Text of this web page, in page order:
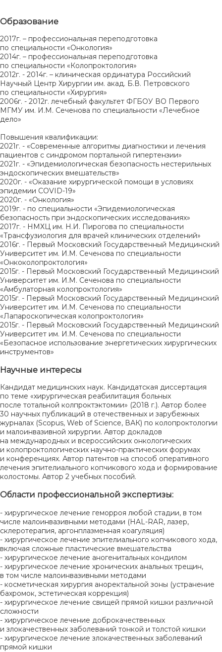
Образование
2017г. – профессиональная переподготовка
по специальности «Онкология»
2014г. – профессиональная переподготовка
по специальности «Колопроктология»
2012г. - 2014г. – клиническая ординатура Российский
Научный Центр Хирургии им. акад. Б.В. Петровского
по специальности «Хирургия»
2006г. - 2012г. лечебный факультет ФГБОУ ВО Первого
МГМУ им. И.М. Сеченова по специальности «Лечебное
дело»
Повышения квалификации:
2021г. - «Современные алгоритмы диагностики и лечения
пациентов с синдромом портальной гипертензии»
2021г. - «Эпидемиологическая безопасность нестерильных
эндоскопических вмешательств»
2020г. - «Оказание хирургической помощи в условиях
эпидемии COVID-19»
2020г. - «Онкология»
2019г. - по специальности «Эпидемиологическая
безопасность при эндоскопических исследованиях»
2017г. - НМХЦ им. Н.И. Пирогова по специальности
«Трансфузиология для врачей клинических отделений»
2016г. - Первый Московский Государственный Медицинский
Университет им. И.М. Сеченова по специальности
«Онкоколопроктология»
2015г. - Первый Московский Государственный Медицинский
Университет им. И.М. Сеченова по специальности
«Амбулаторная колопроктология»
2015г. - Первый Московский Государственный Медицинский
Университет им. И.М. Сеченова по специальности
«Лапароскопическая колопроктология»
2015г. - Первый Московский Государственный Медицинский
Университет им. И.М. Сеченова по специальности
«Безопасное использование энергетических хирургических
инструментов»
Научные интересы
Кандидат медицинских наук. Кандидатская диссертация
по теме «хирургическая реабилитация больных
после тотальной колпроктэктомии» (2018 г.). Автор более
30 научных публикаций в отечественных и зарубежных
журналах (Scopus, Web of Science, ВАК) по колопроктологии
и малоинвазивной хирургии. Автор докладов
на международных и всероссийских онкологических
и колопроктологических научно-практических форумах
и конференциях. Автор патентов на способ оперативного
лечения эпителиального копчикового хода и формирование
колостомы. Автор 2 учебных пособий.
Области профессиональной экспертизы:
- хирургическое лечение геморроя любой стадии, в том
числе малоинвазивными методами (HAL-RAR, лазер,
склеротерапия, аргонплазменная коагуляция)
- хирургическое лечение эпителиального копчикового хода,
включая сложные пластические вмешательства
- хирургическое лечение аногенитальных кондилом
- хирургическое лечение хронических анальных трещин,
в том числе малоинвазивными методами
- косметическая хирургия аноректальной зоны (устранение
бахромок, эстетическая коррекция)
- хирургическое лечение свищей прямой кишки различной
сложности
- хирургическое лечение доброкачественных
и злокачественных заболеваний тонкой и толстой кишки
- хирургическое лечение злокачественных заболеваний
прямой кишки